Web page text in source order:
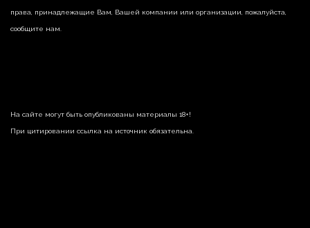
права, принадлежащие Вам, Вашей компании или организации, пожалуйста,
сообщите нам.
На сайте могут быть опубликованы материалы 18+!
При цитировании ссылка на источник обязательна.